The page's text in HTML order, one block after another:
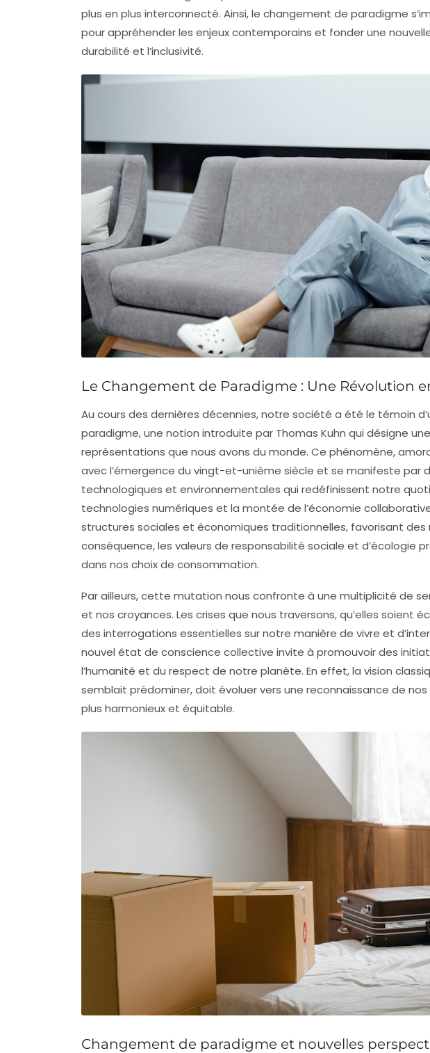
plus en plus interconnecté. Ainsi, le changement de paradigme
pour appréhender les enjeux contemporains et fonder une
durabilité et l’inclusivité.
Le Changement de Paradigme : Une Révolution
Au cours des dernières décennies, notre société a été le témoin
paradigme, une notion introduite par Thomas Kuhn qui désigne
représentations que nous avons du monde. Ce phénomène,
avec l’émergence du vingt-et-unième siècle et se manifeste par
technologiques et environnementales qui redéfinissent notre
technologies numériques et la montée de l’économie
structures sociales et économiques traditionnelles, favorisant des
conséquence, les valeurs de responsabilité sociale et d’écologie
dans nos choix de consommation.
Par ailleurs, cette mutation nous confronte à une multiplicité de
et nos croyances. Les crises que nous traversons, qu’elles soient
des interrogations essentielles sur notre manière de vivre et
nouvel état de conscience collective invite à promouvoir des
l’humanité et du respect de notre planète. En effet, la vision
semblait prédominer, doit évoluer vers une reconnaissance de
plus harmonieux et équitable.
Changement de paradigme et nouvelles